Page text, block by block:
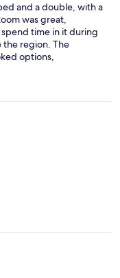
and a double, with a
was great,
time in it during
the region. The
options,
fruit with several plant
are happy to help
hotel.